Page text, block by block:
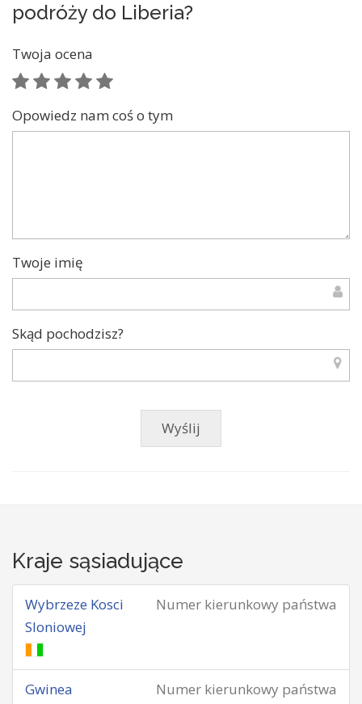
podróży do Liberia?
Twoja ocena
Opowiedz nam coś o tym
Twoje imię
Skąd pochodzisz?
Kraje sąsiadujące
Numer kierunkowy państwa
Wybrzeze Kosci
Sloniowej
Numer kierunkowy państwa
Gwinea